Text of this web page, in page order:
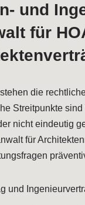
und
für
die
Streitpunkte
nicht eindeutig
für
und